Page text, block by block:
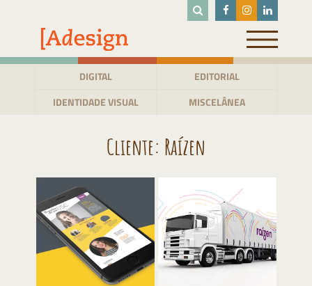
conteúdo
DIGITAL
EDITORIAL
IDENTIDADE VISUAL
MISCELÂNEA
Cliente: Raízen